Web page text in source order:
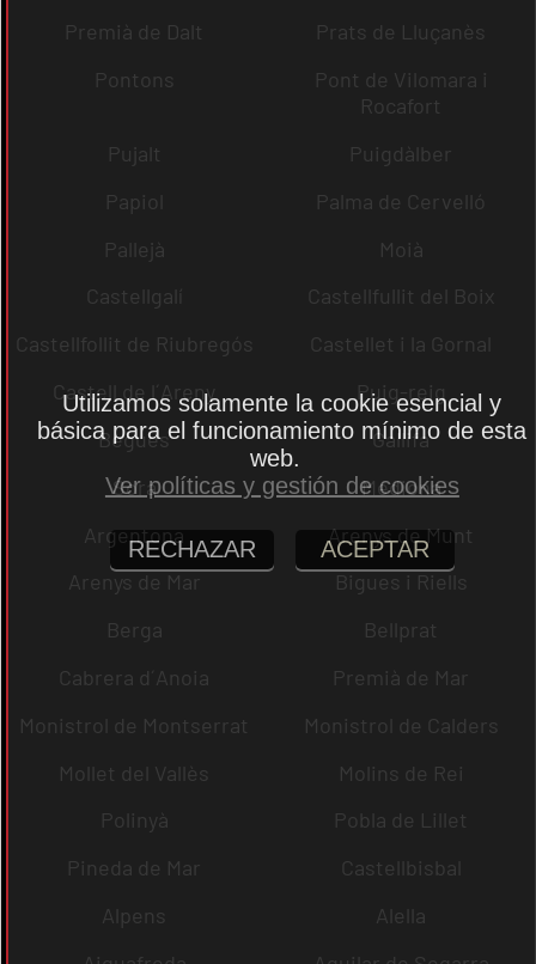
Premià de Dalt
Prats de Lluçanès
Pontons
Pont de Vilomara i
Rocafort
Pujalt
Puigdàlber
Papiol
Palma de Cervelló
Pallejà
Moià
Castellgalí
Castellfullit del Boix
Castellfollit de Riubregós
Castellet i la Gornal
Castell de l´Areny
Puig-reig
Begues
Gallifa
Sora
Mediona
Argentona
Arenys de Munt
Arenys de Mar
Bigues i Riells
Berga
Bellprat
Cabrera d´Anoia
Premià de Mar
Monistrol de Montserrat
Monistrol de Calders
Mollet del Vallès
Molins de Rei
Polinyà
Pobla de Lillet
Pineda de Mar
Castellbisbal
Alpens
Alella
Utilizamos solamente la cookie esencial y
básica para el funcionamiento mínimo de esta
web.
Ver políticas y gestión de cookies
RECHAZAR ACEPTAR